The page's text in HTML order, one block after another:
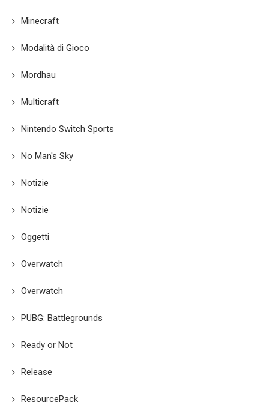
Minecraft
Modalità di Gioco
Mordhau
Multicraft
Nintendo Switch Sports
No Man's Sky
Notizie
Notizie
Oggetti
Overwatch
Overwatch
PUBG: Battlegrounds
Ready or Not
Release
ResourcePack